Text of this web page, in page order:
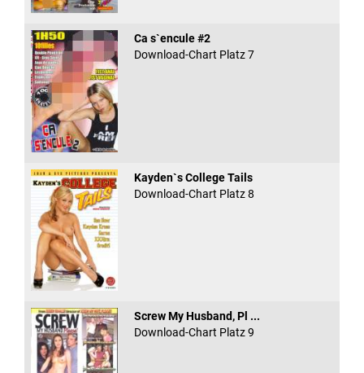
Ca s`encule #2
Download-Chart Platz 7
Kayden`s College Tails
Download-Chart Platz 8
Screw My Husband, Pl ...
Download-Chart Platz 9